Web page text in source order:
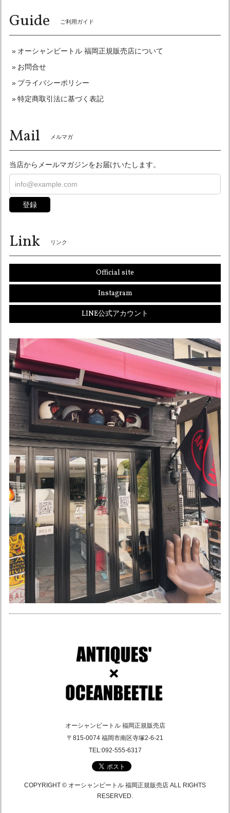
こちらこそリピート購入有難うございました☆
またよろしくお願い申し上げます♪
XLサイズ
今回は色々失礼な事言ってしまい申し訳ありませんでした。
ったけど かぶったらなんのその。なんなら少し余裕まであり
頭痛くもならないくらいのサイズ感で感動しました。 内張も
さりげなくおしゃれでいいです。 また福岡にも仕事でもよく
行くので機会があれば直接お店にも遊びに行かせて下さい♪
今回は本当に、ありがとうございました。
オーシャンビートル OCEANBEETLE PTR アイボリー 各サイズ有り SALE中！ 送料無料！販売終了まで在庫ラスト5個！
Lサイズ
2026/05/12
とても対応が早く、わざわざ電話連絡もしてもらい気持ち良
く買い物ができました。 まだ欲しいものがあるので、その時
はよろしくお願いします。 ありがとうございました。
こちらこそありがとうございました☆ またお声
かけください！ よろしくお願い申し上げます♪
オーシャンビートル OCEAN BEETLE MTX 別注マット アイボリー 各サイズ有り インナーペイズリー黒！ SALE中！ 送料無料！
Lサイズ
2026/05/06
迅速に発送していただきありがとうございます。 オリジナル
カラーも最高です。
ありがとうございました☆ またよろしくお願い
申し上げます。
オーシャンビートル ショーティ4 別注マットホワイト ペイズリー黒 各サイズ有り SALE中！ 送料無料！ 常時在庫限定2個！
XLサイズ
ありがとうございました！ またよろしくお願い
申し上げます♪ ちなみにうちはアンティークス
です笑
2025/12/20
Guide ご利用ガイド
オーシャンビートル 福岡正規販売店について
お問合せ
プライバシーポリシー
特定商取引法に基づく表記
Mail メルマガ
当店からメールマガジンをお届けいたします。
登録
Link リンク
Official site
Instagram
LINE公式アカウント
オーシャンビートル 福岡正規販売店
〒815-0074 福岡市南区寺塚2-6-21
TEL:092-555-6317
COPYRIGHT © オーシャンビートル 福岡正規販売店 ALL RIGHTS
RESERVED.